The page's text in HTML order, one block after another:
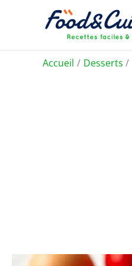
Accueil Desserts